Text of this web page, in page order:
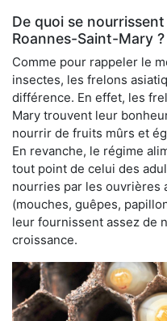
De quoi se
Roannes-Saint-Mary ?
Comme pour rappeler le
insectes, les frelons
différence. En effet, les
Mary trouvent leur
nourrir de fruits mûrs et
En revanche, le régime
tout point de celui des
nourries par les ouvrières
(mouches, guêpes,
leur fournissent assez de
croissance.